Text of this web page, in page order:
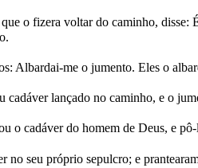
o fizera voltar do caminho, disse:
Albardai-me o jumento. Eles o
cadáver lançado no caminho, e o
o cadáver do homem de Deus, e
no seu próprio sepulcro; e